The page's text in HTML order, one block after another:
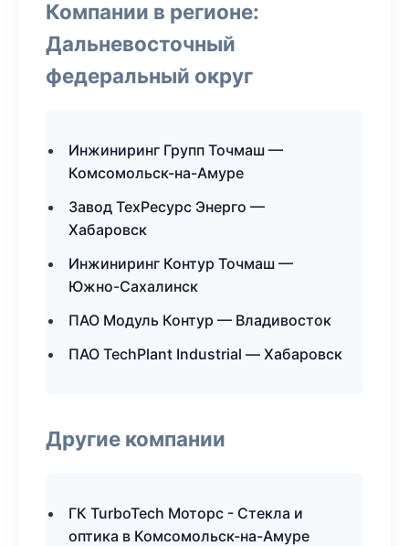
Компании в регионе:
Дальневосточный
федеральный округ
Инжиниринг Групп Точмаш —
Комсомольск-на-Амуре
Завод ТехРесурс Энерго —
Хабаровск
Инжиниринг Контур Точмаш —
Южно-Сахалинск
ПАО Модуль Контур — Владивосток
ПАО TechPlant Industrial — Хабаровск
Другие компании
ГК TurboTech Моторс - Стекла и
оптика в Комсомольск-на-Амуре